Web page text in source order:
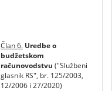
Član 6. Uredbe o
budžetskom
računovodstvu ("Službeni
glasnik RS", br. 125/2003,
12/2006 i 27/2020)